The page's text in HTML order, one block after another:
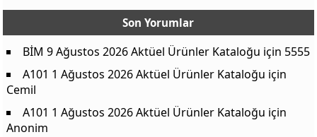
Son Yorumlar
BİM 9 Ağustos 2026 Aktüel Ürünler Kataloğu için 5555
A101 1 Ağustos 2026 Aktüel Ürünler Kataloğu için
Cemil
A101 1 Ağustos 2026 Aktüel Ürünler Kataloğu için
Anonim